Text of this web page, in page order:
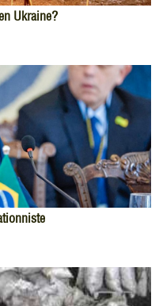
Ukraine?